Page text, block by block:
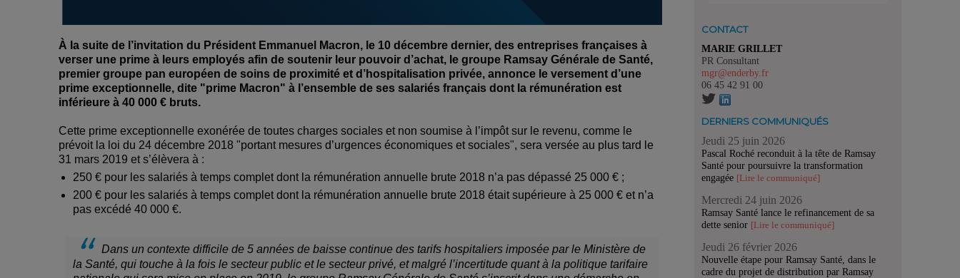
À la suite de l’invitation du Président Emmanuel Macron, le 10 décembre dernier, des entreprises françaises à
verser une prime à leurs employés afin de soutenir leur pouvoir d’achat, le groupe Ramsay Générale de Santé,
premier groupe pan européen de soins de proximité et d’hospitalisation privée, annonce le versement d’une
prime exceptionnelle, dite "prime Macron" à l’ensemble de ses salariés français dont la rémunération est
inférieure à 40 000 € bruts.
Cette prime exceptionnelle exonérée de toutes charges sociales et non soumise à l’impôt sur le revenu, comme le
prévoit la loi du 24 décembre 2018 "portant mesures d’urgences économiques et sociales", sera versée au plus tard le
31 mars 2019 et s’élèvera à :
250 € pour les salariés à temps complet dont la rémunération annuelle brute 2018 n’a pas dépassé 25 000 € ;
200 € pour les salariés à temps complet dont la rémunération annuelle brute 2018 était supérieure à 25 000 € et n’a
pas excédé 40 000 €.
Dans un contexte difficile de 5 années de baisse continue des tarifs hospitaliers imposée par le Ministère de
la Santé, qui touche à la fois le secteur public et le secteur privé, et malgré l’incertitude quant à la politique tarifaire
CONTACT
MARIE GRILLET
PR Consultant
mgr@enderby.fr
06 45 42 91 00
DERNIERS COMMUNIQUÉS
Jeudi 25 juin 2026
Pascal Roché reconduit à la tête de Ramsay
Santé pour poursuivre la transformation
engagée [Lire le communiqué]
Mercredi 24 juin 2026
Ramsay Santé lance le refinancement de sa
dette senior [Lire le communiqué]
Jeudi 26 février 2026
Nouvelle étape pour Ramsay Santé, dans le
cadre du projet de distribution par Ramsay